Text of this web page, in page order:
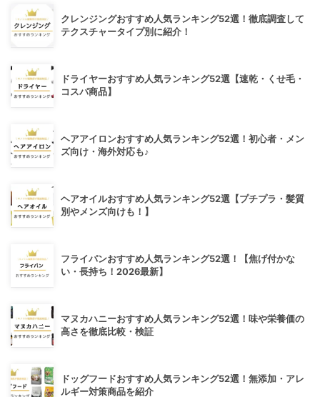
クレンジングおすすめ人気ランキング52選！徹底調査して
テクスチャータイプ別に紹介！
ドライヤーおすすめ人気ランキング52選【速乾・くせ毛・
コスパ商品】
ヘアアイロンおすすめ人気ランキング52選！初心者・メン
ズ向け・海外対応も♪
ヘアオイルおすすめ人気ランキング52選【プチプラ・髪質
別やメンズ向けも！】
フライパンおすすめ人気ランキング52選！【焦げ付かな
い・長持ち！2026最新】
マヌカハニーおすすめ人気ランキング52選！味や栄養価の
高さを徹底比較・検証
ドッグフードおすすめ人気ランキング52選！無添加・アレ
ルギー対策商品を紹介